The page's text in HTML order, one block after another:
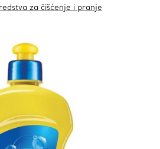
za čišćenje i pranje